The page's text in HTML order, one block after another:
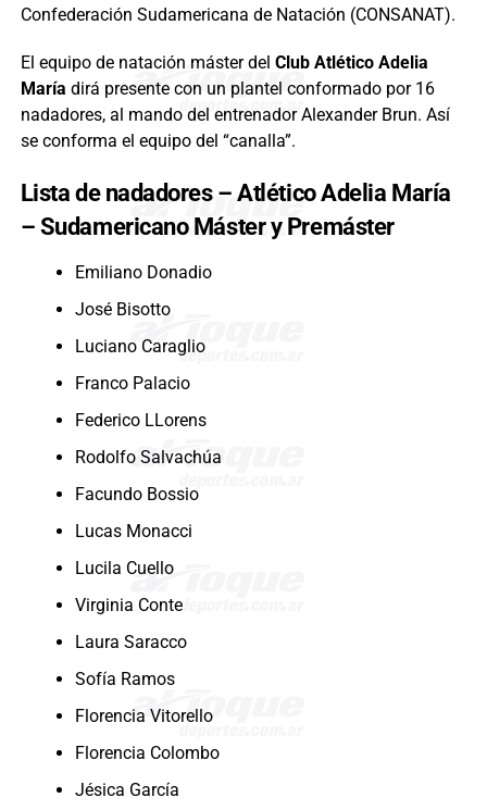
Confederación Sudamericana de Natación (CONSANAT).
El equipo de natación máster del Club Atlético Adelia
María dirá presente con un plantel conformado por 16
nadadores, al mando del entrenador Alexander Brun. Así
se conforma el equipo del “canalla”.
Lista de nadadores – Atlético Adelia María
– Sudamericano Máster y Premáster
Emiliano Donadio
José Bisotto
Luciano Caraglio
Franco Palacio
Federico LLorens
Rodolfo Salvachúa
Facundo Bossio
Lucas Monacci
Lucila Cuello
Virginia Conte
Laura Saracco
Sofía Ramos
Florencia Vitorello
Florencia Colombo
Jésica García